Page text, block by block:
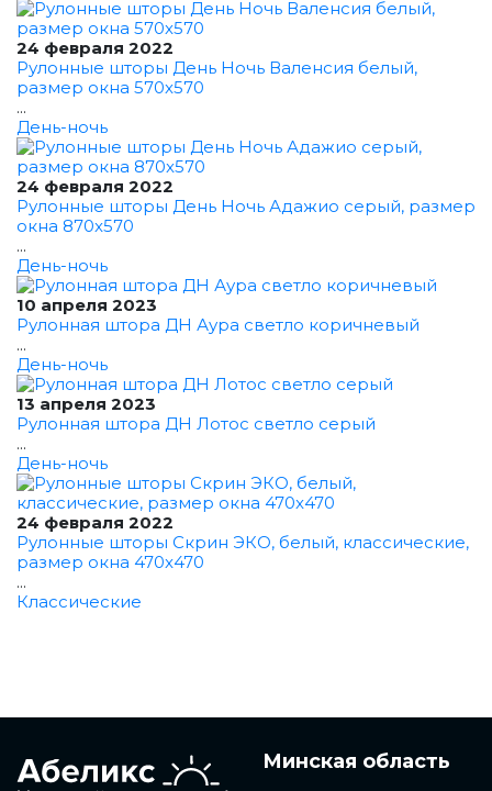
24 февраля 2022
Рулонные шторы День Ночь Валенсия белый,
размер окна 570x570
...
День-ночь
24 февраля 2022
Рулонные шторы День Ночь Адажио серый, размер
окна 870x570
...
День-ночь
10 апреля 2023
Рулонная штора ДН Аура светло коричневый
...
День-ночь
13 апреля 2023
Рулонная штора ДН Лотос светло серый
...
День-ночь
24 февраля 2022
Рулонные шторы Скрин ЭКО, белый, классические,
размер окна 470x470
...
Классические
Минская область